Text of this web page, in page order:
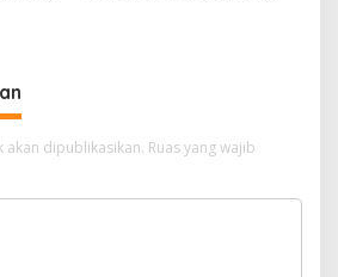
akan dipublikasikan. Ruas yang wajib